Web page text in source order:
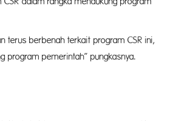
terus berbenah terkait program CSR ini,
program pemerintah” pungkasnya.